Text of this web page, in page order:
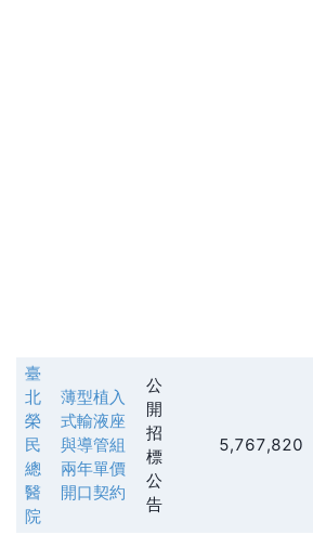
臺
北
榮
民
總
醫
院
薄型植入
式輸液座
與導管組
兩年單價
開口契約
公
開
招
標
公
告
5,767,820